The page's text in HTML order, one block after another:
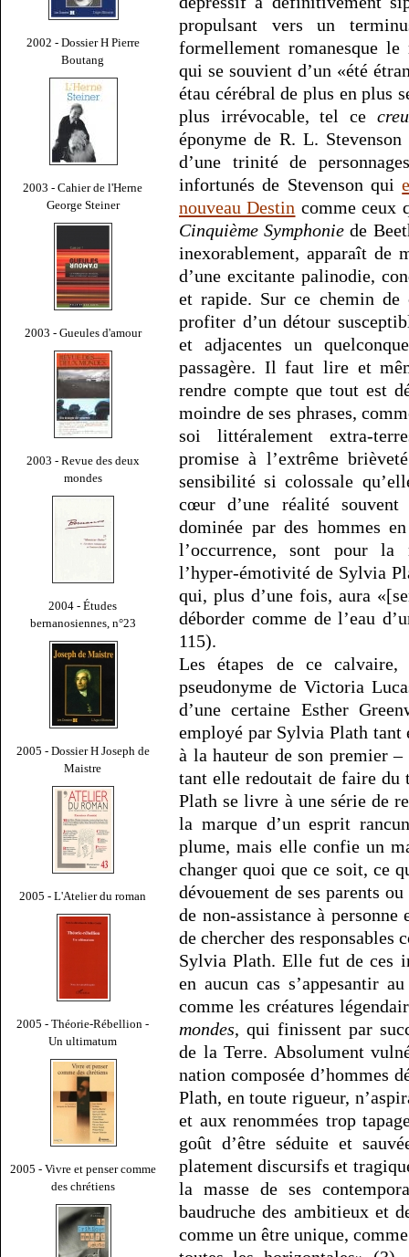
2002 - Dossier H Pierre
Boutang
2003 - Cahier de l'Herne
George Steiner
2003 - Gueules d'amour
2003 - Revue des deux
mondes
2004 - Études
bernanosiennes, n°23
2005 - Dossier H Joseph de
Maistre
2005 - L'Atelier du roman
2005 - Théorie-Rébellion -
Un ultimatum
2005 - Vivre et penser comme
des chrétiens
propulsant vers un
formellement romanesque
qui se souvient d’un «été
étau cérébral de plus en plus
plus irrévocable, tel ce
éponyme de R. L.
d’une trinité de
infortunés de Stevenson qui
nouveau Destin comme ceux
Cinquième Symphonie de
inexorablement, apparaît de
d’une excitante palinodie,
et rapide. Sur ce chemin
profiter d’un détour
et adjacentes un
passagère. Il faut lire et
rendre compte que tout est
moindre de ses phrases,
soi littéralement extra-
promise à l’extrême
sensibilité si colossale
cœur d’une réalité
dominée par des hommes
l’occurrence, sont pour la
l’hyper-émotivité de Sylvia
qui, plus d’une fois, aura
déborder comme de l’eau
115).
Les étapes de ce
pseudonyme de Victoria
d’une certaine Esther
employé par Sylvia Plath tant
à la hauteur de son premier
tant elle redoutait de faire du
Plath se livre à une série de
la marque d’un esprit
plume, mais elle confie un
changer quoi que ce soit, ce
dévouement de ses parents
de non-assistance à
de chercher des responsables
Sylvia Plath. Elle fut de ces
en aucun cas s’appesantir
comme les créatures
mondes, qui finissent par
de la Terre. Absolument
nation composée d’hommes
Plath, en toute rigueur,
et aux renommées trop
goût d’être séduite et
platement discursifs et
la masse de ses
baudruche des ambitieux et
comme un être unique,